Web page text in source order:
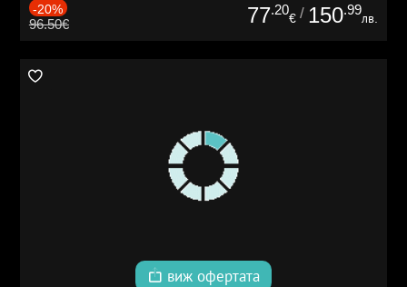
-20%
96.50€ 77.20
€ / 150.99
лв.
виж офертата